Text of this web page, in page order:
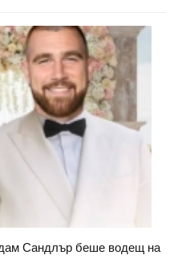
Сандлър беше водещ на